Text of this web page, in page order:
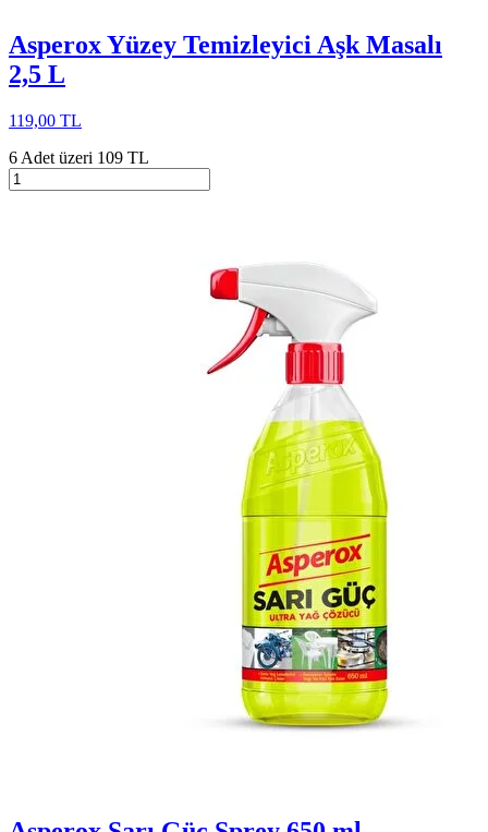
Asperox Yüzey Temizleyici Aşk Masalı
2,5 L
119,00 TL
6 Adet üzeri 109 TL